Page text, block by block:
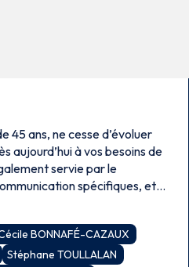
45 ans, ne cesse d’évoluer
aujourd’hui à vos besoins de
servie par le
spécifiques, et
en visioconférence.
BONNAFÉ-CAZAUX
Stéphane TOULLALAN